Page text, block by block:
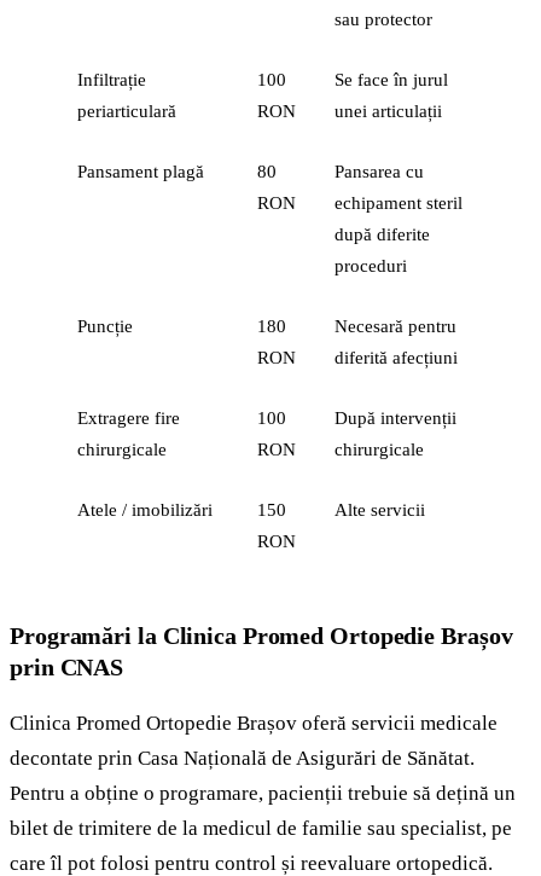
sau protector
Infiltrație
periarticulară
100
RON
Se face în jurul
unei articulații
Pansament plagă
80
RON
Pansarea cu
echipament steril
după diferite
proceduri
Puncție
180
RON
Necesară pentru
diferită afecțiuni
Extragere fire
chirurgicale
100
RON
După intervenții
chirurgicale
Atele / imobilizări
150
RON
Alte servicii
Programări la Clinica Promed Ortopedie Brașov
prin CNAS
Clinica Promed Ortopedie Brașov oferă servicii medicale
decontate prin Casa Națională de Asigurări de Sănătat.
Pentru a obține o programare, pacienții trebuie să dețină un
bilet de trimitere de la medicul de familie sau specialist, pe
care îl pot folosi pentru control și reevaluare ortopedică.